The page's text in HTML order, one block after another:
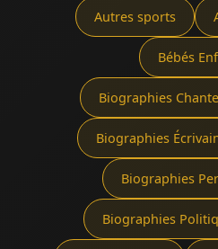
Autres sports
Bébés
Biographies
Biographies
Biographies
Biographies